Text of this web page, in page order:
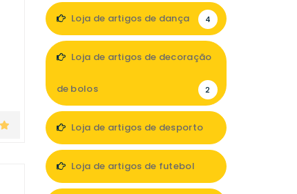
Loja de artigos de dança 4
Loja de artigos de decoração
de bolos 2
Loja de artigos de desporto
Loja de artigos de futebol